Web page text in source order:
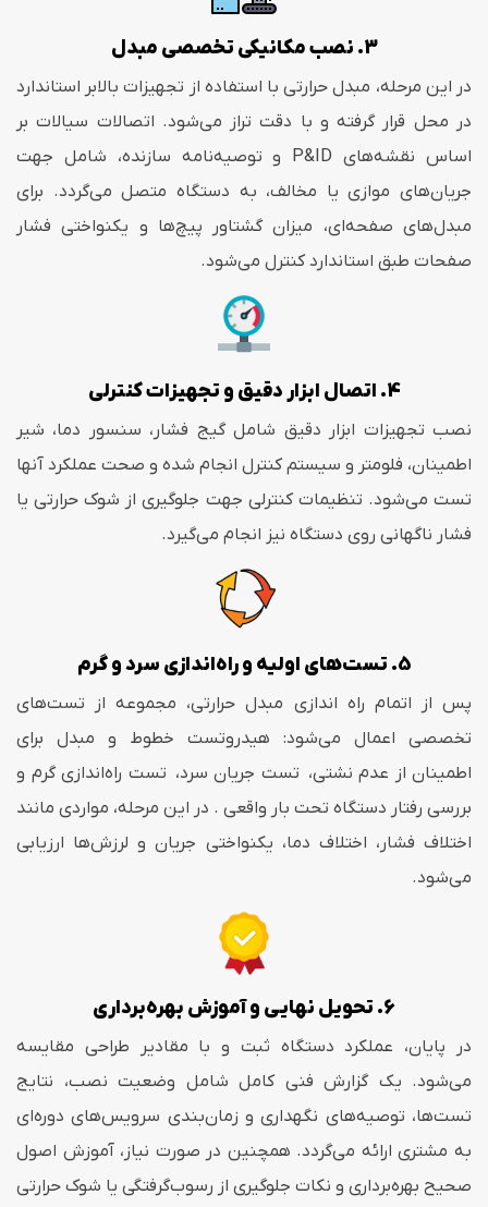
3. نصب مکانیکی تخصصی مبدل
در این مرحله، مبدل حرارتی با استفاده از تجهیزات بالابر استاندارد
در محل قرار گرفته و با دقت تراز می‌شود. اتصالات سیالات بر
اساس نقشه‌های P&ID و توصیه‌نامه سازنده، شامل جهت
جریان‌های موازی یا مخالف، به دستگاه متصل می‌گردد. برای
مبدل‌های صفحه‌ای، میزان گشتاور پیچ‌ها و یکنواختی فشار
صفحات طبق استاندارد کنترل می‌شود.
4. اتصال ابزار دقیق و تجهیزات کنترلی
نصب تجهیزات ابزار دقیق شامل گیج فشار، سنسور دما، شیر
اطمینان، فلومتر و سیستم کنترل انجام شده و صحت عملکرد آنها
تست می‌شود. تنظیمات کنترلی جهت جلوگیری از شوک حرارتی یا
فشار ناگهانی روی دستگاه نیز انجام می‌گیرد.
5. تست‌های اولیه و راه‌اندازی سرد و گرم
پس از اتمام راه اندازی مبدل حرارتی، مجموعه از تست‌های
تخصصی اعمال می‌شود: هیدروتست خطوط و مبدل برای
اطمینان از عدم نشتی، تست جریان سرد، تست راه‌اندازی گرم و
بررسی رفتار دستگاه تحت بار واقعی . در این مرحله، مواردی مانند
اختلاف فشار، اختلاف دما، یکنواختی جریان و لرزش‌ها ارزیابی
می‌شود.
6. تحویل نهایی و آموزش بهره‌برداری
در پایان، عملکرد دستگاه ثبت و با مقادیر طراحی مقایسه
می‌شود. یک گزارش فنی کامل شامل وضعیت نصب، نتایج
تست‌ها، توصیه‌های نگهداری و زمان‌بندی سرویس‌های دوره‌ای
به مشتری ارائه می‌گردد. همچنین در صورت نیاز، آموزش اصول
صحیح بهره‌برداری و نکات جلوگیری از رسوب‌گرفتگی یا شوک حرارتی